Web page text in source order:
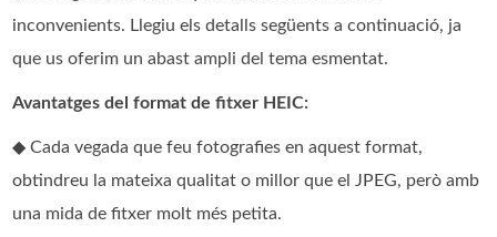
inconvenients. Llegiu els detalls següents a continuació, ja
que us oferim un abast ampli del tema esmentat.
Avantatges del format de fitxer HEIC:
◆ Cada vegada que feu fotografies en aquest format,
obtindreu la mateixa qualitat o millor que el JPEG, però amb
una mida de fitxer molt més petita.